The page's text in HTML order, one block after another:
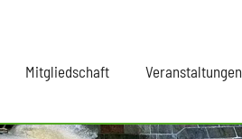
Mitgliedschaft Veranstaltungen